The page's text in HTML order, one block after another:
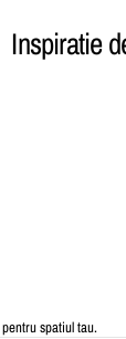
Inspiratie
pentru spatiul tau.